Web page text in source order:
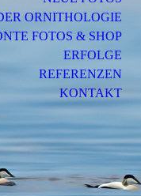
ORNITHOLOGIE
FOTOS & SHOP
ERFOLGE
REFERENZEN
KONTAKT